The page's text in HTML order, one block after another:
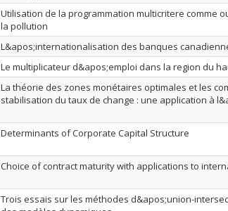
Utilisation de la programmation multicritere comme
la pollution
L&apos;internationalisation des banques
Le multiplicateur d&apos;emploi dans la region du
La théorie des zones monétaires optimales et les
stabilisation du taux de change : une application à
Determinants of Corporate Capital Structure
Choice of contract maturity with applications to
Trois essais sur les méthodes d&apos;union-